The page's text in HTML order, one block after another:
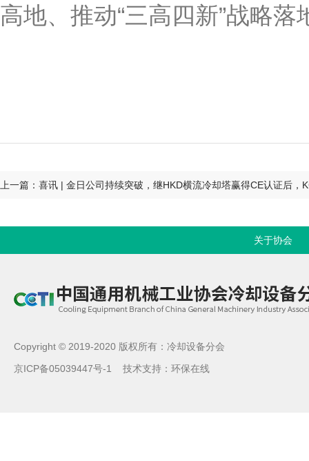
高地、推动“三高四新”战略落
关于协会
Copyright © 2019-2020 版权所有：冷却设备分会
京ICP备05039447号-1
技术支持： 环保在线